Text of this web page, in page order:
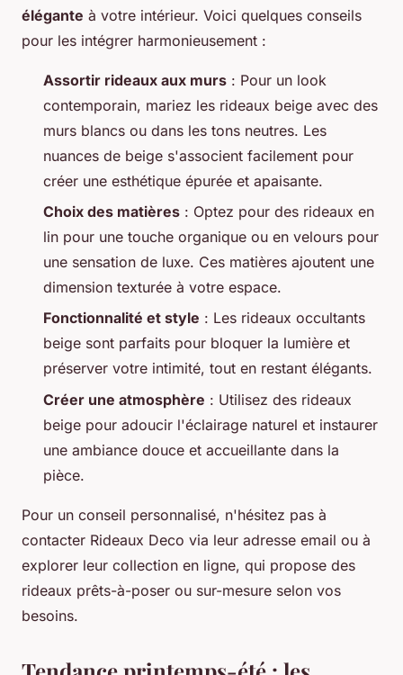
élégante à votre intérieur. Voici quelques conseils
pour les intégrer harmonieusement :
Assortir rideaux aux murs : Pour un look
contemporain, mariez les rideaux beige avec des
murs blancs ou dans les tons neutres. Les
nuances de beige s'associent facilement pour
créer une esthétique épurée et apaisante.
Choix des matières : Optez pour des rideaux en
lin pour une touche organique ou en velours pour
une sensation de luxe. Ces matières ajoutent une
dimension texturée à votre espace.
Fonctionnalité et style : Les rideaux occultants
beige sont parfaits pour bloquer la lumière et
préserver votre intimité, tout en restant élégants.
Créer une atmosphère : Utilisez des rideaux
beige pour adoucir l'éclairage naturel et instaurer
une ambiance douce et accueillante dans la
pièce.
Pour un conseil personnalisé, n'hésitez pas à
contacter Rideaux Deco via leur adresse email ou à
explorer leur collection en ligne, qui propose des
rideaux prêts-à-poser ou sur-mesure selon vos
besoins.